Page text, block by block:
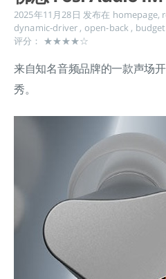
2025年11月28日 发布在 homepage,
dynamic-driver , open-back , budget
评分： ★★★★☆
来自知名音频品牌的一款声场
秀。